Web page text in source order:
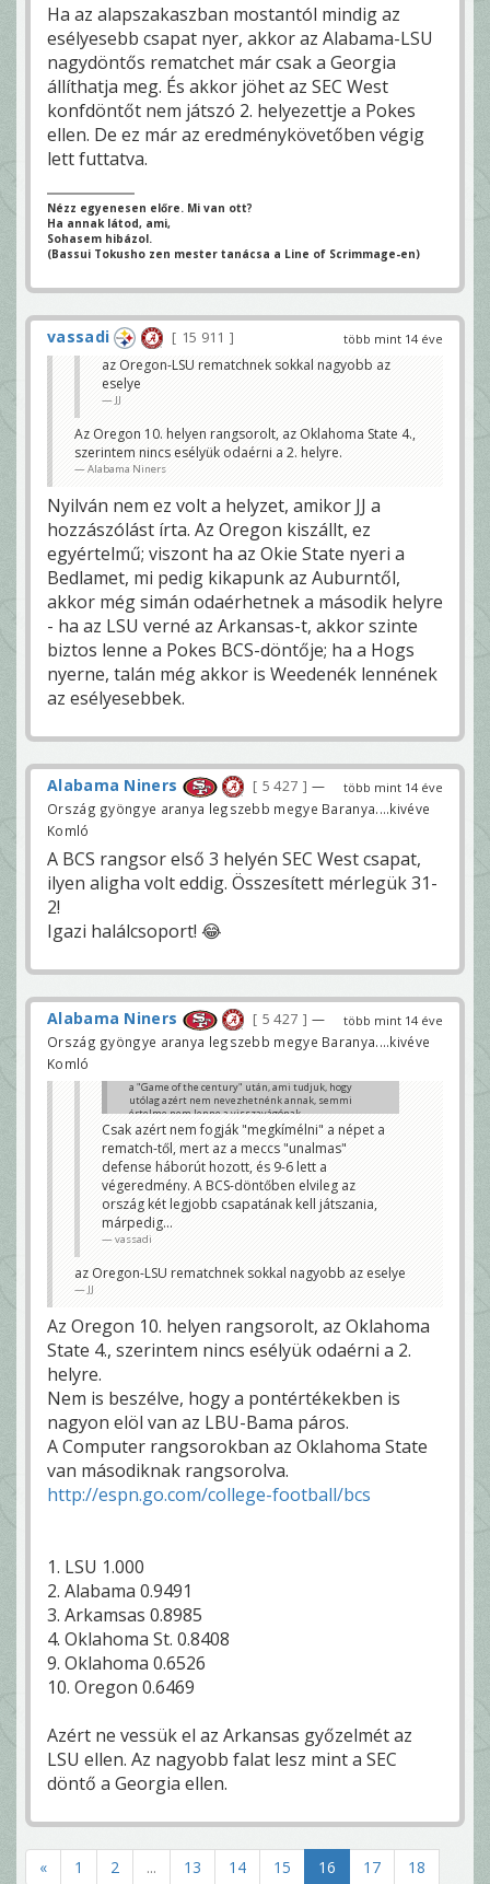
Ha az alapszakaszban mostantól mindig az
esélyesebb csapat nyer, akkor az Alabama-LSU
nagydöntős rematchet már csak a Georgia
állíthatja meg. És akkor jöhet az SEC West
konfdöntőt nem játszó 2. helyezettje a Pokes
ellen. De ez már az eredménykövetőben végig
lett futtatva.
Nézz egyenesen előre. Mi van ott?
Ha annak látod, ami,
Sohasem hibázol.
(Bassui Tokusho zen mester tanácsa a Line of Scrimmage-en)
több mint 14 éve
vassadi
15 911
az Oregon-LSU rematchnek sokkal nagyobb az
eselye
JJ
Az Oregon 10. helyen rangsorolt, az Oklahoma State 4.,
szerintem nincs esélyük odaérni a 2. helyre.
Alabama Niners
Nyilván nem ez volt a helyzet, amikor JJ a
hozzászólást írta. Az Oregon kiszállt, ez
egyértelmű; viszont ha az Okie State nyeri a
Bedlamet, mi pedig kikapunk az Auburntől,
akkor még simán odaérhetnek a második helyre
- ha az LSU verné az Arkansas-t, akkor szinte
biztos lenne a Pokes BCS-döntője; ha a Hogs
nyerne, talán még akkor is Weedenék lennének
az esélyesebbek.
több mint 14 éve
Alabama Niners 5 427
—
Ország gyöngye aranya legszebb megye Baranya....kivéve
Komló
A BCS rangsor első 3 helyén SEC West csapat,
ilyen aligha volt eddig. Összesített mérlegük 31-
2!
Igazi halálcsoport! 😂
több mint 14 éve
Alabama Niners 5 427
—
Ország gyöngye aranya legszebb megye Baranya....kivéve
Komló
a "Game of the century" után, ami tudjuk, hogy
utólag azért nem nevezhetnénk annak, semmi
értelme nem lenne a visszavágónak
Hurka
Csak azért nem fogják "megkímélni" a népet a
rematch-től, mert az a meccs "unalmas"
defense háborút hozott, és 9-6 lett a
végeredmény. A BCS-döntőben elvileg az
ország két legjobb csapatának kell játszania,
márpedig...
vassadi
az Oregon-LSU rematchnek sokkal nagyobb az eselye
JJ
Az Oregon 10. helyen rangsorolt, az Oklahoma
State 4., szerintem nincs esélyük odaérni a 2.
helyre.
Nem is beszélve, hogy a pontértékekben is
nagyon elöl van az LBU-Bama páros.
A Computer rangsorokban az Oklahoma State
van másodiknak rangsorolva.
http://espn.go.com/college-football/bcs
1. LSU 1.000
2. Alabama 0.9491
3. Arkamsas 0.8985
4. Oklahoma St. 0.8408
9. Oklahoma 0.6526
10. Oregon 0.6469
Azért ne vessük el az Arkansas győzelmét az
LSU ellen. Az nagyobb falat lesz mint a SEC
döntő a Georgia ellen.
« 1 2 ... 13 14 15 16 17 18